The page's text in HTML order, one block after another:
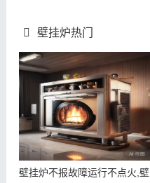
壁挂炉热门
壁挂炉不报故障运行不点火,壁